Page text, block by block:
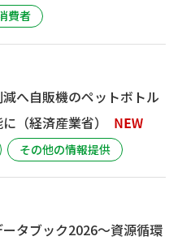
費者
減へ自販機のペットボトル
（経済産業省）
その他の情報提供
ータブック2026～資源循環